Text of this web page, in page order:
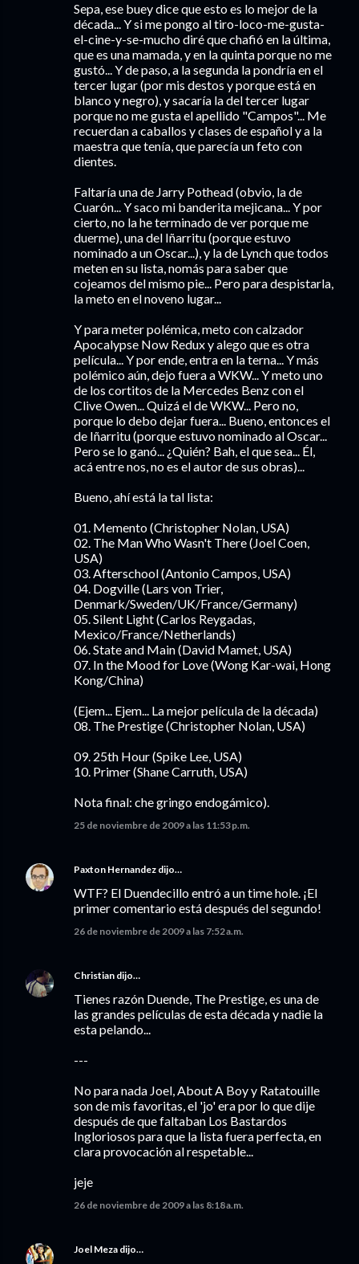
Sepa, ese buey dice que esto es lo mejor de la
década... Y si me pongo al tiro-loco-me-gusta-
el-cine-y-se-mucho diré que chafió en la última,
que es una mamada, y en la quinta porque no me
gustó... Y de paso, a la segunda la pondría en el
tercer lugar (por mis destos y porque está en
blanco y negro), y sacaría la del tercer lugar
porque no me gusta el apellido "Campos"... Me
recuerdan a caballos y clases de español y a la
maestra que tenía, que parecía un feto con
dientes.
Faltaría una de Jarry Pothead (obvio, la de
Cuarón... Y saco mi banderita mejicana... Y por
cierto, no la he terminado de ver porque me
duerme), una del Iñarritu (porque estuvo
nominado a un Oscar...), y la de Lynch que todos
meten en su lista, nomás para saber que
cojeamos del mismo pie... Pero para despistarla,
la meto en el noveno lugar...
Y para meter polémica, meto con calzador
Apocalypse Now Redux y alego que es otra
película... Y por ende, entra en la terna... Y más
polémico aún, dejo fuera a WKW... Y meto uno
de los cortitos de la Mercedes Benz con el
Clive Owen... Quizá el de WKW... Pero no,
porque lo debo dejar fuera... Bueno, entonces el
de Iñarritu (porque estuvo nominado al Oscar...
Pero se lo ganó... ¿Quién? Bah, el que sea... Él,
acá entre nos, no es el autor de sus obras)...
Bueno, ahí está la tal lista:
01. Memento (Christopher Nolan, USA)
02. The Man Who Wasn't There (Joel Coen,
USA)
03. Afterschool (Antonio Campos, USA)
04. Dogville (Lars von Trier,
Denmark/Sweden/UK/France/Germany)
05. Silent Light (Carlos Reygadas,
Mexico/France/Netherlands)
06. State and Main (David Mamet, USA)
07. In the Mood for Love (Wong Kar-wai, Hong
Kong/China)
(Ejem... Ejem... La mejor película de la década)
08. The Prestige (Christopher Nolan, USA)
09. 25th Hour (Spike Lee, USA)
10. Primer (Shane Carruth, USA)
Nota final: che gringo endogámico).
25 de noviembre de 2009 a las 11:53 p.m.
Paxton Hernandez dijo…
WTF? El Duendecillo entró a un time hole. ¡El
primer comentario está después del segundo!
26 de noviembre de 2009 a las 7:52 a.m.
Christian dijo…
Tienes razón Duende, The Prestige, es una de
las grandes películas de esta década y nadie la
esta pelando...
---
No para nada Joel, About A Boy y Ratatouille
son de mis favoritas, el 'jo' era por lo que dije
después de que faltaban Los Bastardos
Ingloriosos para que la lista fuera perfecta, en
clara provocación al respetable...
jeje
26 de noviembre de 2009 a las 8:18 a.m.
Joel Meza dijo…